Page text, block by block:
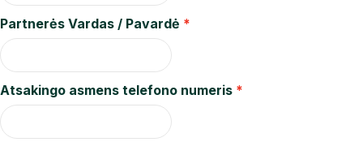
Partnerės Vardas / Pavardė
Atsakingo asmens telefono numeris